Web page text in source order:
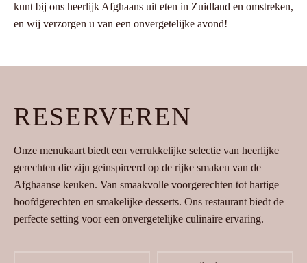
kunt bij ons heerlijk Afghaans uit eten in Zuidland en omstreken,
en wij verzorgen u van een onvergetelijke avond!
RESERVEREN
Onze menukaart biedt een verrukkelijke selectie van heerlijke
gerechten die zijn geinspireerd op de rijke smaken van de
Afghaanse keuken. Van smaakvolle voorgerechten tot hartige
hoofdgerechten en smakelijke desserts. Ons restaurant biedt de
perfecte setting voor een onvergetelijke culinaire ervaring.